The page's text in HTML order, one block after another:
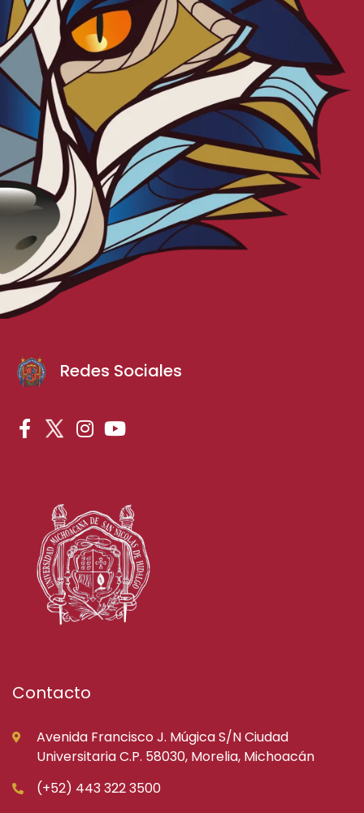
Redes Sociales
Contacto
Avenida Francisco J. Múgica S/N Ciudad
Universitaria C.P. 58030, Morelia, Michoacán
(+52) 443 322 3500